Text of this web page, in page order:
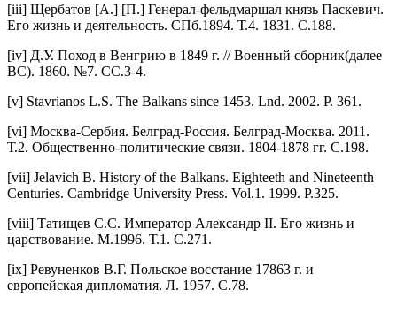
[iii] Щербатов [А.] [П.] Генерал-фельдмаршал князь Паскевич.
Его жизнь и деятельность. СПб.1894. Т.4. 1831. С.188.
[iv] Д.У. Поход в Венгрию в 1849 г. // Военный сборник(далее
ВС). 1860. №7. СС.3-4.
[v] Stavrianos L.S. The Balkans since 1453. Lnd. 2002. P. 361.
[vi] Москва-Сербия. Белград-Россия. Белград-Москва. 2011.
Т.2. Общественно-политические связи. 1804-1878 гг. С.198.
[vii] Jelavich B. History of the Balkans. Eighteeth and Nineteenth
Centuries. Cambridge University Press. Vol.1. 1999. P.325.
[viii] Татищев С.С. Император Александр II. Его жизнь и
царствование. М.1996. Т.1. С.271.
[ix] Ревуненков В.Г. Польское восстание 17863 г. и
европейская дипломатия. Л. 1957. С.78.